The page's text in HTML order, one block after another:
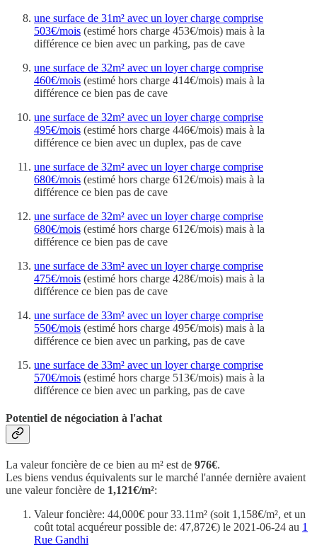
une surface de 31m² avec un loyer charge comprise
503€/mois (estimé hors charge 453€/mois) mais à la
différence ce bien avec un parking, pas de cave
une surface de 32m² avec un loyer charge comprise
460€/mois (estimé hors charge 414€/mois) mais à la
différence ce bien pas de cave
une surface de 32m² avec un loyer charge comprise
495€/mois (estimé hors charge 446€/mois) mais à la
différence ce bien avec un duplex, pas de cave
une surface de 32m² avec un loyer charge comprise
680€/mois (estimé hors charge 612€/mois) mais à la
différence ce bien pas de cave
une surface de 32m² avec un loyer charge comprise
680€/mois (estimé hors charge 612€/mois) mais à la
différence ce bien pas de cave
une surface de 33m² avec un loyer charge comprise
475€/mois (estimé hors charge 428€/mois) mais à la
différence ce bien pas de cave
une surface de 33m² avec un loyer charge comprise
550€/mois (estimé hors charge 495€/mois) mais à la
différence ce bien avec un parking, pas de cave
une surface de 33m² avec un loyer charge comprise
570€/mois (estimé hors charge 513€/mois) mais à la
différence ce bien avec un parking, pas de cave
Potentiel de négociation à l'achat
La valeur foncière de ce bien au m² est de 976€.
Les biens vendus équivalents sur le marché l'année dernière avaient
une valeur foncière de 1,121€/m²:
Valeur foncière: 44,000€ pour 33.11m² (soit 1,158€/m², et un
coût total acquéreur possible de: 47,872€) le 2021-06-24 au 1
Rue Gandhi